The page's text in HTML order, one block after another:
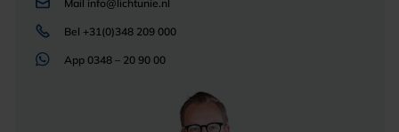
Mail info@lichtunie.nl
Bel +31(0)348 209 000
App 0348 – 20 90 00